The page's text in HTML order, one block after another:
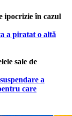
ipocrizie în cazul
a piratat o altă
sale de
a
care